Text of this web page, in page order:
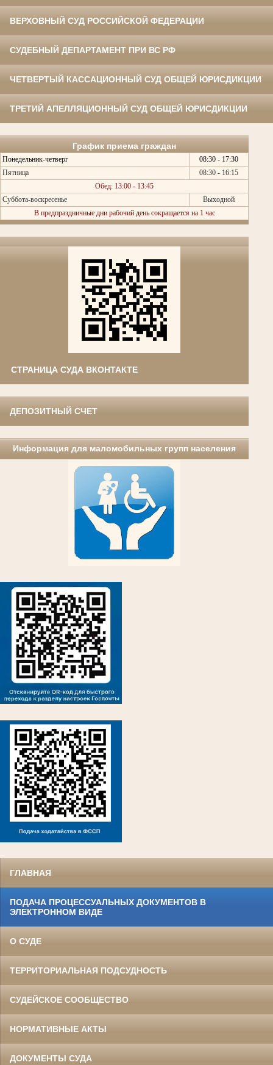
ВЕРХОВНЫЙ СУД РОССИЙСКОЙ ФЕДЕРАЦИИ
СУДЕБНЫЙ ДЕПАРТАМЕНТ ПРИ ВС РФ
ЧЕТВЕРТЫЙ КАССАЦИОННЫЙ СУД ОБЩЕЙ ЮРИСДИКЦИИ
ТРЕТИЙ АПЕЛЛЯЦИОННЫЙ СУД ОБЩЕЙ ЮРИСДИКЦИИ
График приема граждан
Понедельник-четверг
08:30 - 17:30
Пятница
08:30 - 16:15
Обед: 13:00 - 13:45
Суббота-воскресенье
Выходной
В предпраздничные дни рабочий день сокращается на 1 час
СТРАНИЦА СУДА ВКОНТАКТЕ
ДЕПОЗИТНЫЙ СЧЕТ
Информация для маломобильных групп населения
ГЛАВНАЯ
ПОДАЧА ПРОЦЕССУАЛЬНЫХ ДОКУМЕНТОВ В
ЭЛЕКТРОННОМ ВИДЕ
О СУДЕ
ТЕРРИТОРИАЛЬНАЯ ПОДСУДНОСТЬ
СУДЕЙСКОЕ СООБЩЕСТВО
НОРМАТИВНЫЕ АКТЫ
ДОКУМЕНТЫ СУДА